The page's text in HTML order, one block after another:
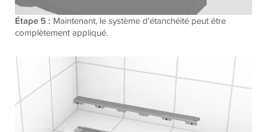
Étape 5 : Maintenant, le système d'étanchéité peut être
complètement appliqué.